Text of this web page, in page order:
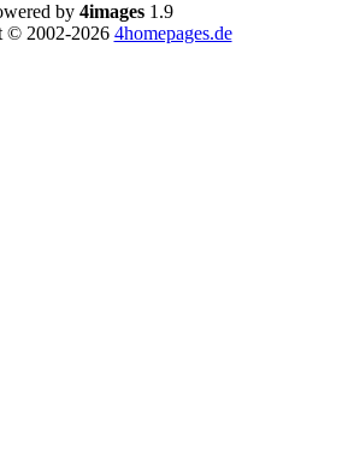
by 4images 1.9
© 2002-2026 4homepages.de